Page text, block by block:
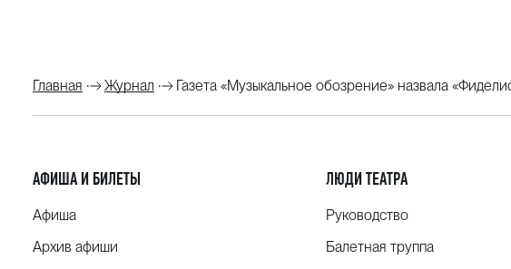
Главная Журнал Газета «Музыкальное обозрение» назвала
АФИША И БИЛЕТЫ
Афиша
Архив афиши
ЛЮДИ ТЕАТРА
Руководство
Балетная труппа